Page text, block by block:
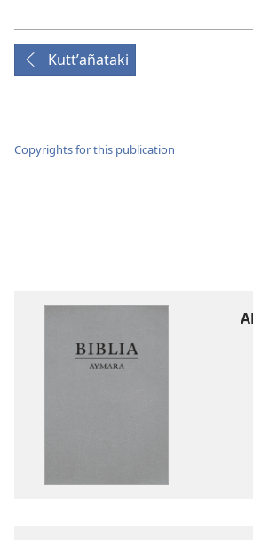
Kuttʼañataki
Copyrights for this publication